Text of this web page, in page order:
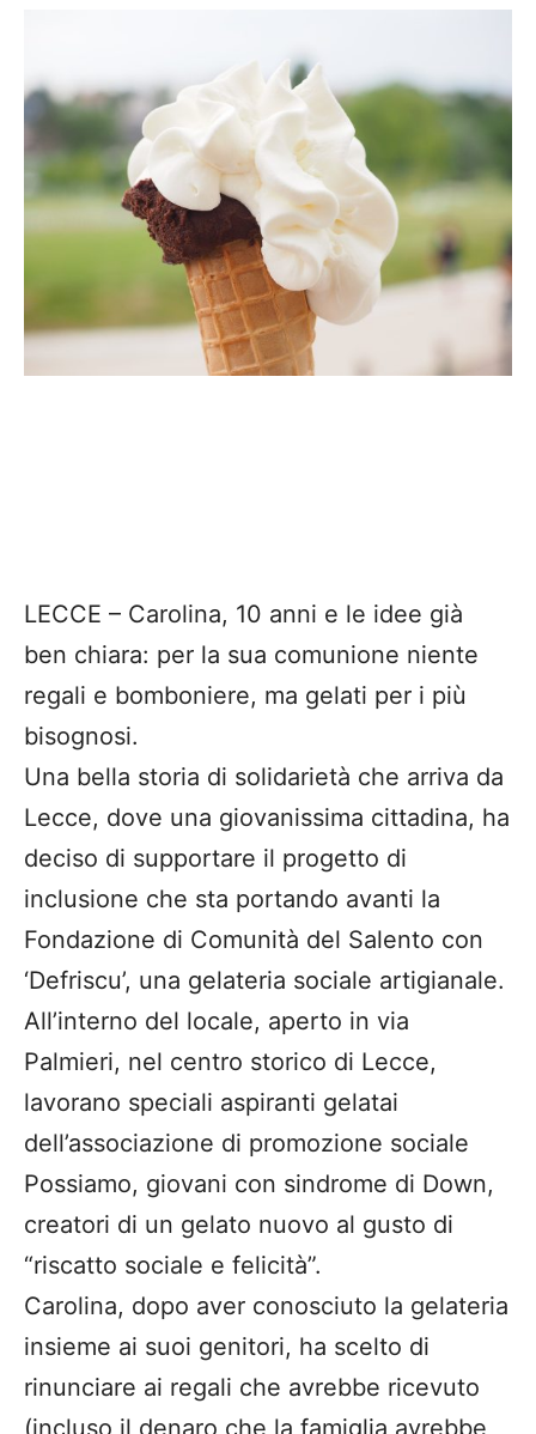
LECCE – Carolina, 10 anni e le idee già
ben chiara: per la sua comunione niente
regali e bomboniere, ma gelati per i più
bisognosi.
Una bella storia di solidarietà che arriva da
Lecce, dove una giovanissima cittadina, ha
deciso di supportare il progetto di
inclusione che sta portando avanti la
Fondazione di Comunità del Salento con
‘Defriscu’, una gelateria sociale artigianale.
All’interno del locale, aperto in via
Palmieri, nel centro storico di Lecce,
lavorano speciali aspiranti gelatai
dell’associazione di promozione sociale
Possiamo, giovani con sindrome di Down,
creatori di un gelato nuovo al gusto di
“riscatto sociale e felicità”.
Carolina, dopo aver conosciuto la gelateria
insieme ai suoi genitori, ha scelto di
rinunciare ai regali che avrebbe ricevuto
(incluso il denaro che la famiglia avrebbe